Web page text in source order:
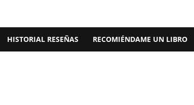
HISTORIAL RESEÑAS RECOMIÉNDAME UN LIBRO